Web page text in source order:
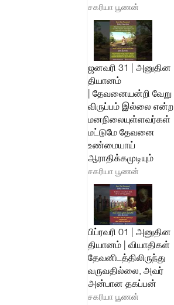
சகரியா பூணன்
ஜனவரி 31 | அனுதின
தியானம்
| தேவனையன்றி வேறு
விருப்பம் இல்லை என்ற
மனநிலையுள்ளவர்கள்
மட்டுமே தேவனை
உண்மையாய்
ஆராதிக்கமுடியும்
சகரியா பூணன்
பிப்ரவரி 01 | அனுதின
தியானம் | வியாதிகள்
தேவனிடத்திலிருந்து
வருவதில்லை, அவர்
அன்பான தகப்பன்
சகரியா பூணன்